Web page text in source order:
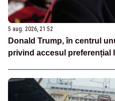
5 aug. 2026, 21:52
Donald Trump, în centrul
privind accesul preferențial